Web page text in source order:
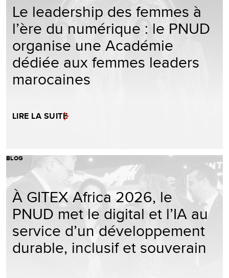
Le leadership des femmes à
l’ère du numérique : le PNUD
organise une Académie
dédiée aux femmes leaders
marocaines
LIRE LA SUITE
BLOG
À GITEX Africa 2026, le
PNUD met le digital et l’IA au
service d’un développement
durable, inclusif et souverain